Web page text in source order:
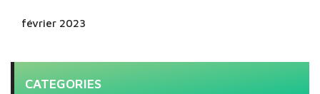
février 2023
CATEGORIES